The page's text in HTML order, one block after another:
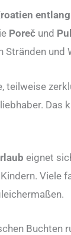
Poreč und
Stränden und
teilweise
Das
eignet
Viele
Buchten